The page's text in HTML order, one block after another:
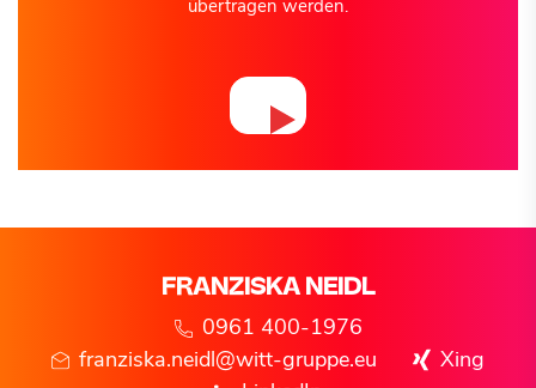
übertragen werden.
FRANZISKA NEIDL
0961 400-1976
franziska.neidl@witt-gruppe.eu
Xing